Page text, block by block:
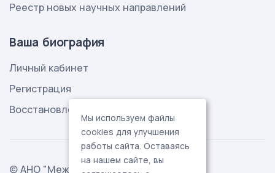
Реестр новых научных направлений
Ваша биография
Личный кабинет
Регистрация
Восстановление пароля
© АНО "Международная ассоциация
Мы используем файлы
cookies для улучшения
работы сайта. Оставаясь
на нашем сайте, вы